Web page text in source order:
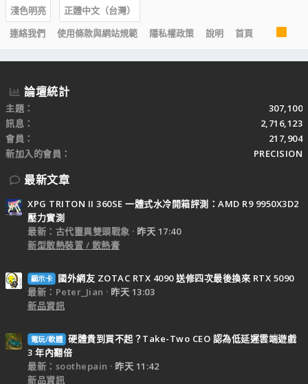
淺色明亮
正體中文（台灣）
連絡我們
使用條款與網站規範 隱私權政策 說明 首頁
R
S
S
論壇統計
主題
307,100
訊息
2,716,123
會員
217,904
新加入的會員
PRECISION
最新文章
XPG TRITON II 360SE 一體式水冷開箱評測：AMD R9 9950X3D2
壓力實測
最新：古代靈異雙頭戰象
昨天 17:40
新型散熱裝置 / 散熱膏
顯示卡
國外網友 ZOTAC RTX 4090 送修四次最後換來 RTX 5090
最新：Peter_Jian
昨天 13:03
新品資訊
電玩/軟體 硬體貴到買不起？Take-Two CEO 認為低延遲雲端遊戲
3 年內翻倍
最新：soothepain
昨天 11:42
新品資訊